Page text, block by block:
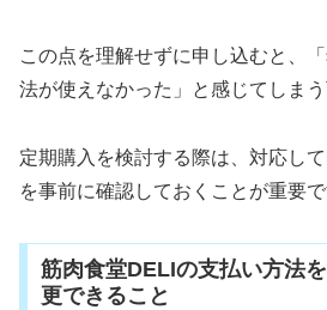
この点を理解せずに申し込むと、
法が使えなかった」と感じてしまう
定期購入を検討する際は、対応し
を事前に確認しておくことが重要で
筋肉食堂DELIの支払い方法
更できること